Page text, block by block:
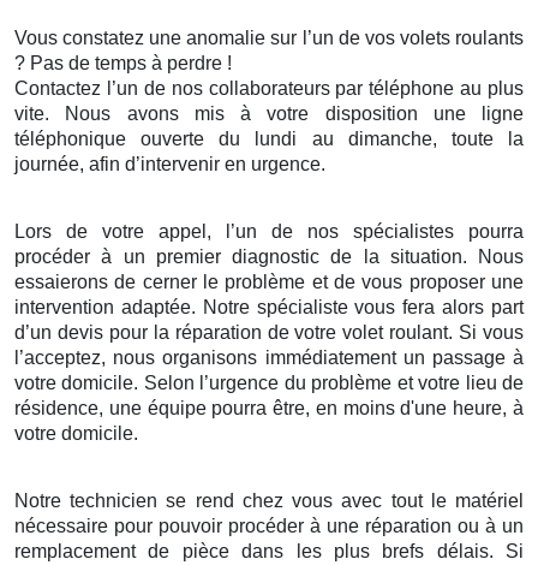
Vous constatez une anomalie sur l’un de vos volets roulants
? Pas de temps à perdre !
Contactez l’un de nos collaborateurs par téléphone au plus
vite. Nous avons mis à votre disposition une ligne
téléphonique ouverte du lundi au dimanche, toute la
journée, afin d’intervenir en urgence.
Lors de votre appel, l’un de nos spécialistes pourra
procéder à un premier diagnostic de la situation. Nous
essaierons de cerner le problème et de vous proposer une
intervention adaptée. Notre spécialiste vous fera alors part
d’un devis pour la réparation de votre volet roulant. Si vous
l’acceptez, nous organisons immédiatement un passage à
votre domicile. Selon l’urgence du problème et votre lieu de
résidence, une équipe pourra être, en moins d'une heure, à
votre domicile.
Notre technicien se rend chez vous avec tout le matériel
nécessaire pour pouvoir procéder à une réparation ou à un
remplacement de pièce dans les plus brefs délais. Si